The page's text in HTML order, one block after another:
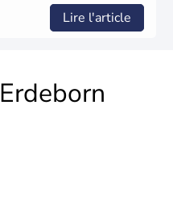
Lire l'article
Erdeborn